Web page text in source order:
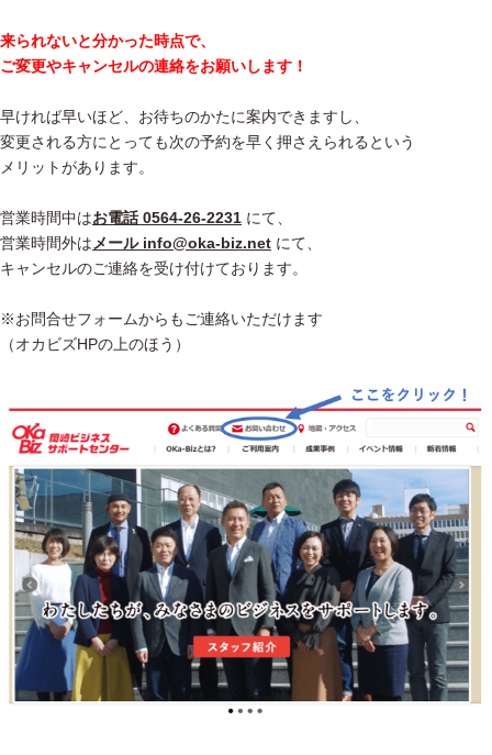
来られないと分かった時点で、
ご変更やキャンセルの連絡をお願いします！
早ければ早いほど、お待ちのかたに案内できますし、
変更される方にとっても次の予約を早く押さえられるという
メリットがあります。
営業時間中はお電話 0564-26-2231 にて、
営業時間外は メール info@oka-biz.net にて、
キャンセルのご連絡を受け付けております。
※お問合せフォームからもご連絡いただけます
（オカビズHPの上のほう）